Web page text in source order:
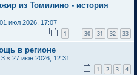
из Томилино - история
01 июл 2026, 17:07
1 30 31 32 33
в регионе
« 27 июн 2026, 12:31
1 2 3 4